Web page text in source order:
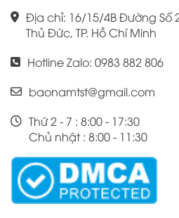
Địa chỉ: 16/15/4B Đường Số
Thủ Đức, TP. Hồ Chí Minh
Hotline Zalo: 0983 882 806
baonamtst@gmail.com
Thứ 2 - 7 : 8:00 - 17:30
Chủ nhật : 8:00 - 11:30